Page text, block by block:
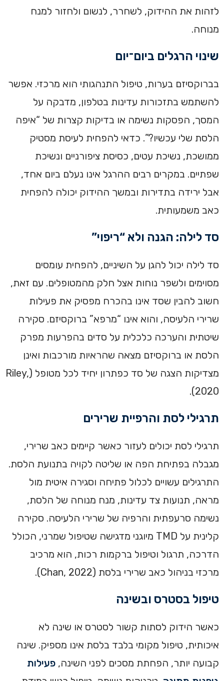
לזהות את ההידוק, לשחרר, לנשום ולחזור למנח
מנוחה.
שינוי הרגלים ביום־יום
בברוקסיזם בערות, טיפול התנהגותי הוא מרכזי. אפשר
להשתמש בתזכורות עדינות בטלפון, מדבקה על
המסך, הפסקות נשימה או בדיקות קצרות של “איפה
הלסת שלי עכשיו?”. כדאי להפחית לעיסת מסטיק
ממושכת, נשיכת עטים, כסיסת ציפורניים ונשיכת
שפתיים. במקרים רבים ההרגל אינו נעלם ביום אחד,
אבל ירידה בתדירות ובמשך ההידוק יכולה להפחית
כאב משמעותית.
סד לילה: הגנה ולא “ריפוי”
סד לילה יכול להגן על השיניים, להפחית עומסים
מסוימים ולשפר נוחות אצל חלק מהמטופלים. עם זאת,
חשוב להבין שסד אינו בהכרח מפסיק את פעילות
שרירי הלעיסה, והוא אינו “מרפא” ברוקסיזם. סקירה
שיטתית והערכה כלכלית על סדים בהפרעות מפרק
הלסת או ברוקסיזם מצאה שהראיות מורכבות ואינן
מצדיקות הצגה של סד כפתרון יחיד לכל מטופל (Riley,
2020).
תרגילי לסת והרפיית שרירים
תרגילי לסת יכולים לעזור כאשר קיימים כאב שרירי,
מגבלה בפתיחת הפה או שליטה לקויה בתנועת הלסת.
התרגילים עשויים לכלול פתיחה וסגירה איטית מול
מראה, תנועות צד עדינות, מנח מנוחה של הלסת,
נשימה סרעפתית והרפיה של שרירי הלעיסה. סקירה
קלינית על TMD מיוגני מדגישה שטיפול שמרני, הכולל
הדרכה, תרגול וטיפול ברקמות רכות, הוא מרכיב
מרכזי בניהול כאב שרירי בלסת (Chan, 2022).
טיפול בסטרס ובשינה
כאשר הידוק לסתות קשור לסטרס או שינה לא
איכותית, טיפול מקומי בלבד בלסת אינו מספיק. שינה
קבועה יותר, הפחתת מסכים לפני השינה, פעילות